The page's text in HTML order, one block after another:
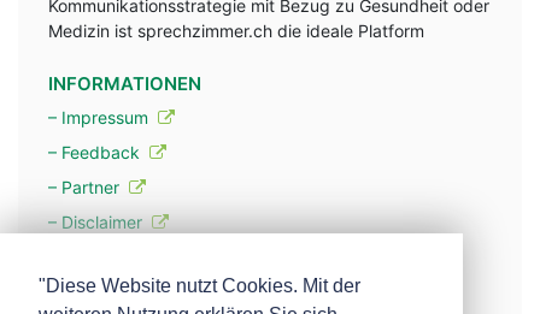
Kommunikationsstrategie mit Bezug zu Gesundheit oder
Medizin ist sprechzimmer.ch die ideale Platform
INFORMATIONEN
– Impressum
– Feedback
– Partner
– Disclaimer
"Diese Website nutzt Cookies. Mit der